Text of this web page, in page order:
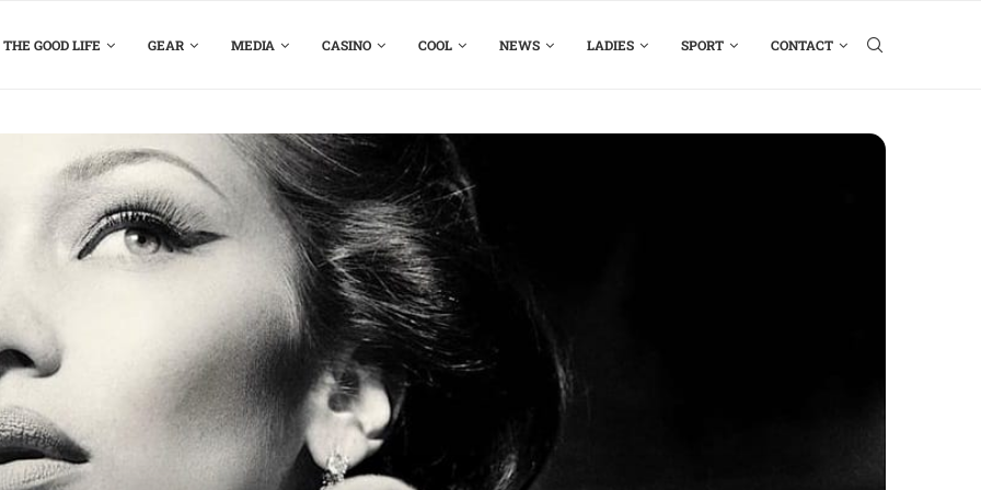
THE GOOD LIFE GEAR MEDIA CASINO COOL NEWS LADIES SPORT CONTACT